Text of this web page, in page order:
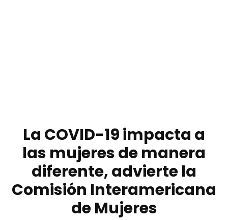
La COVID-19 impacta a
las mujeres de manera
diferente, advierte la
Comisión Interamericana
de Mujeres